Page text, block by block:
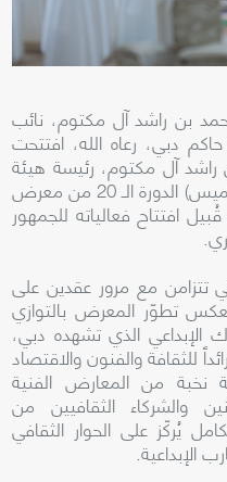
بن راشد آل مكتوم، نائب
دبي، رعاه الله، افتتحت
آل مكتوم، رئيسة هيئة
الثقافة والفنون في دبي، اليوم (الخميس) الدورة الـ 20 من معرض
افتتاح فعالياته للجمهور
تتزامن مع مرور عقدين على
تطوّر المعرض بالتوازي
الإبداعي الذي تشهده دبي،
للثقافة والفنون والاقتصاد
نخبة من المعارض الفنية
والشركاء الثقافيين من
يُركّز على الحوار الثقافي
الإبداعية.